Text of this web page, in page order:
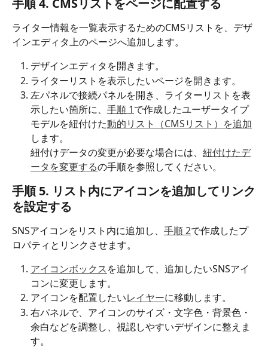
手順 4. CMSリストをページに配置する
ライター情報を一覧表示するためのCMSリストを、デザ
インエディタ上のページへ追加します。
デザインエディタを開きます。​
ライターリストを表示したいページを開きます。
左パネルで接続パネルを開き、ライターリストを表
示したい箇所に、 手順 1で作成したユーザータイプ
モデルを紐付けた動的リスト（CMSリスト）を追加
します。
紐付けデータの変更が必要な場合には、 紐付けたデ
ータを変更するの手順を参照してください。
手順 5. リスト内にアイコンを追加してリンク
を設定する
SNSアイコンをリスト内に追加し、 手順 2で作成したプ
ロパティとリンクさせます。
アイコンボックスを追加して、追加したいSNSアイ
コンに変更します。
アイコンを配置したいレイヤーに移動します。
右パネルで、アイコンのサイズ・文字色・背景色・
余白などを調整し、視認しやすいデザインに整えま
す。